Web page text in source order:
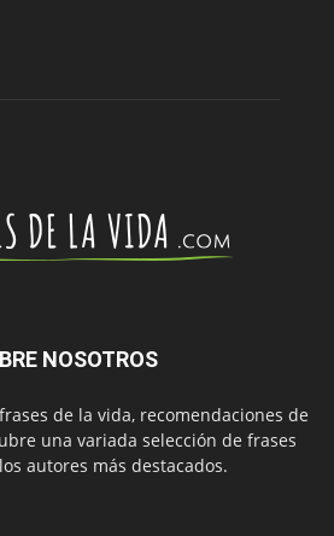
NOSOTROS
de la vida, recomendaciones de
una variada selección de frases
autores más destacados.